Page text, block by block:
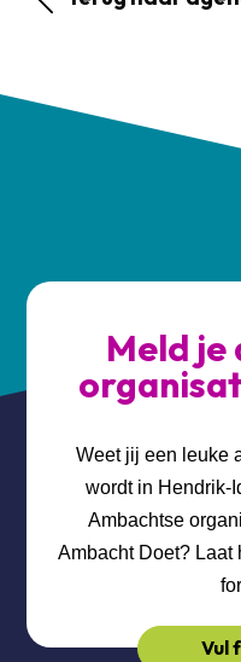
Meld
Weet jij een leuke
wordt in Hendrik-
Ambachtse
Ambacht Doet? Laat
Vul